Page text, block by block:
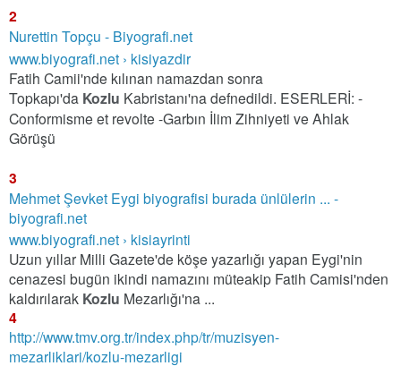
2
Nurettin Topçu - Biyografi.net
www.biyografi.net › kisiyazdir
Fatih Camii'nde kılınan namazdan sonra
Topkapı'da Kozlu Kabristanı'na defnedildi. ESERLERİ: -
Conformisme et revolte -Garbın İlim Zihniyeti ve Ahlak
Görüşü
3
Mehmet Şevket Eygi biyografisi burada ünlülerin ... -
biyografi.net
www.biyografi.net › kisiayrinti
Uzun yıllar Milli Gazete'de köşe yazarlığı yapan Eygi'nin
cenazesi bugün ikindi namazını müteakip Fatih Camisi'nden
kaldırılarak Kozlu Mezarlığı'na ...
4
http://www.tmv.org.tr/index.php/tr/muzisyen-
mezarliklari/kozlu-mezarligi